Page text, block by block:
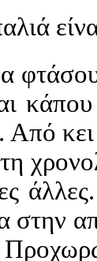
κάπου
κει
στην